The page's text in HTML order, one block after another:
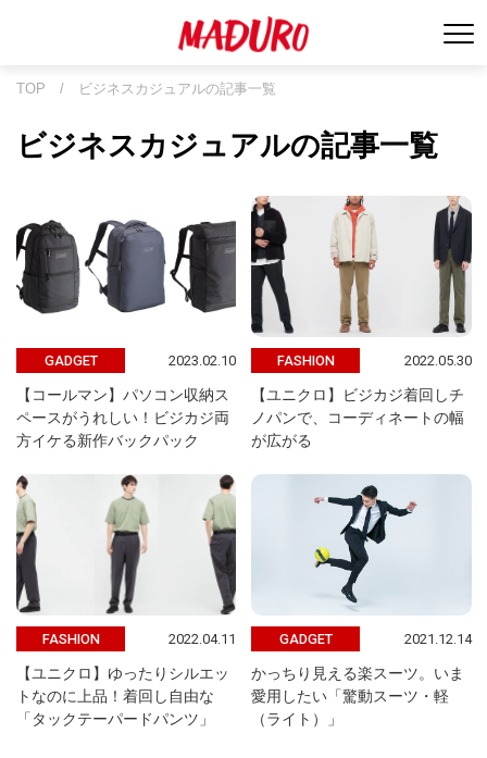
TOP / ビジネスカジュアルの記事一覧
ビジネスカジュアルの記事一覧
GADGET 2023.02.10
【コールマン】パソコン収納ス
ペースがうれしい！ビジカジ両
方イケる新作バックパック
FASHION 2022.05.30
【ユニクロ】ビジカジ着回しチ
ノパンで、コーディネートの幅
が広がる
FASHION 2022.04.11
【ユニクロ】ゆったりシルエッ
トなのに上品！着回し自由な
「タックテーパードパンツ」
GADGET 2021.12.14
かっちり見える楽スーツ。いま
愛用したい「驚動スーツ・軽
（ライト）」